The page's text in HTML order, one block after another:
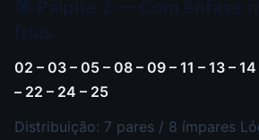
02 – 03 – 05 – 08 – 09 – 11 – 13 – 14
– 22 – 24 – 25
Distribuição: 7 pares / 8 ímpares